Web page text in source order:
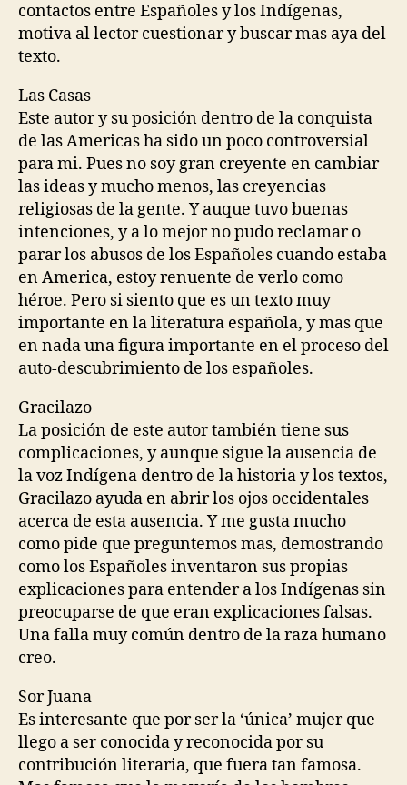
contactos entre Españoles y los Indígenas,
motiva al lector cuestionar y buscar mas aya del
texto.
Las Casas
Este autor y su posición dentro de la conquista
de las Americas ha sido un poco controversial
para mi. Pues no soy gran creyente en cambiar
las ideas y mucho menos, las creyencias
religiosas de la gente. Y auque tuvo buenas
intenciones, y a lo mejor no pudo reclamar o
parar los abusos de los Españoles cuando estaba
en America, estoy renuente de verlo como
héroe. Pero si siento que es un texto muy
importante en la literatura española, y mas que
en nada una figura importante en el proceso del
auto-descubrimiento de los españoles.
Gracilazo
La posición de este autor también tiene sus
complicaciones, y aunque sigue la ausencia de
la voz Indígena dentro de la historia y los textos,
Gracilazo ayuda en abrir los ojos occidentales
acerca de esta ausencia. Y me gusta mucho
como pide que preguntemos mas, demostrando
como los Españoles inventaron sus propias
explicaciones para entender a los Indígenas sin
preocuparse de que eran explicaciones falsas.
Una falla muy común dentro de la raza humano
creo.
Sor Juana
Es interesante que por ser la ‘única’ mujer que
llego a ser conocida y reconocida por su
contribución literaria, que fuera tan famosa.